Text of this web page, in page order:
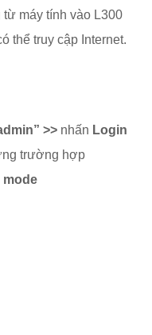
từ máy tính vào L300
thể truy cập Internet.
>> nhấn Login
trường hợp
mode